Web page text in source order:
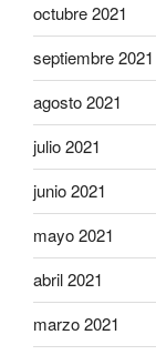
octubre 2021
septiembre 2021
agosto 2021
julio 2021
junio 2021
mayo 2021
abril 2021
marzo 2021